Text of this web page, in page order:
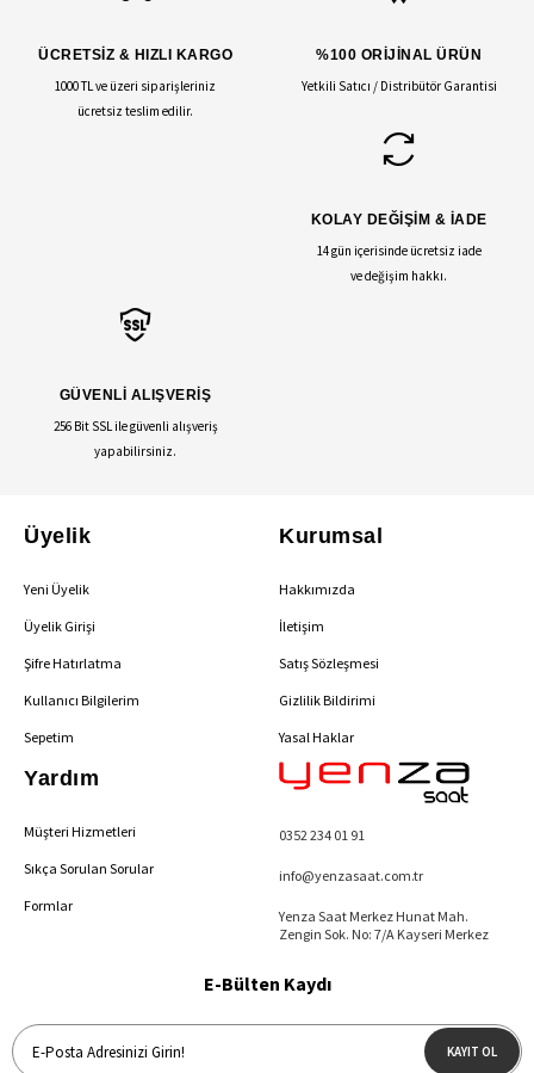
ÜCRETSİZ & HIZLI KARGO
1000 TL ve üzeri siparişleriniz
ücretsiz teslim edilir.
%100 ORİJİNAL ÜRÜN
Yetkili Satıcı / Distribütör Garantisi
KOLAY DEĞİŞİM & İADE
14 gün içerisinde ücretsiz iade
ve değişim hakkı.
GÜVENLİ ALIŞVERİŞ
256 Bit SSL ile güvenli alışveriş
yapabilirsiniz.
Üyelik
Yeni Üyelik
Üyelik Girişi
Şifre Hatırlatma
Kullanıcı Bilgilerim
Sepetim
Kurumsal
Hakkımızda
İletişim
Satış Sözleşmesi
Gizlilik Bildirimi
Yasal Haklar
Yardım
Müşteri Hizmetleri
Sıkça Sorulan Sorular
Formlar
0352 234 01 91
info@yenzasaat.com.tr
Yenza Saat Merkez Hunat Mah.
Zengin Sok. No: 7/A Kayseri Merkez
E-Bülten Kaydı
KAYIT OL